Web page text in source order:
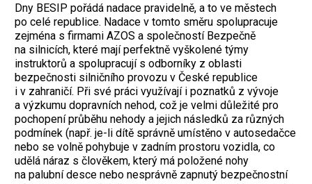
Dny BESIP pořádá nadace pravidelně, a to ve městech
po celé republice. Nadace v tomto směru spolupracuje
zejména s firmami AZOS a společností Bezpečně
na silnicích, které mají perfektně vyškolené týmy
instruktorů a spolupracují s odborníky z oblasti
bezpečnosti silničního provozu v České republice
i v zahraničí. Při své práci využívají i poznatků z vývoje
a výzkumu dopravních nehod, což je velmi důležité pro
pochopení průběhu nehody a jejich následků za různých
podmínek (např. je-li dítě správně umístěno v autosedačce
nebo se volně pohybuje v zadním prostoru vozidla, co
udělá náraz s člověkem, který má položené nohy
na palubní desce nebo nesprávně zapnutý bezpečnostní